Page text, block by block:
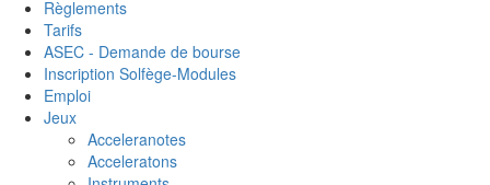
Règlements
Tarifs
ASEC - Demande de bourse
Inscription Solfège-Modules
Emploi
Jeux
Acceleranotes
Acceleratons